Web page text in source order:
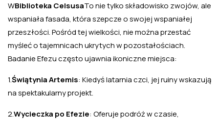
WBiblioteka CelsusaTo nie tylko składowisko zwojów, ale
wspaniała fasada, która szepcze o swojej wspaniałej
przeszłości. Pośród tej wielkości, nie można przestać
myśleć o tajemnicach ukrytych w pozostałościach.
Badanie Efezu często ujawnia ikoniczne miejsca:
1.Świątynia Artemis: Kiedyś latarnia czci, jej ruiny wskazują
na spektakularny projekt.
2.Wycieczka po Efezie: Oferuje podróż w czasie,